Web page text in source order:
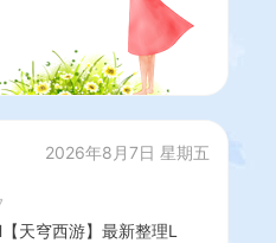
2026年8月7日 星期五
天穹西游】最新整理L